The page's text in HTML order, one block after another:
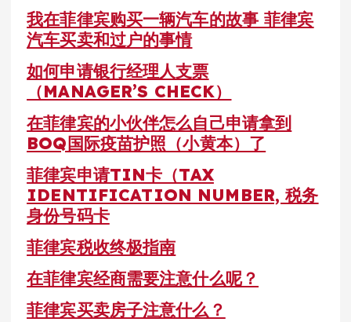
我在菲律宾购买一辆汽车的故事 菲律宾
汽车买卖和过户的事情
如何申请银行经理人支票
（MANAGER’S CHECK）
在菲律宾的小伙伴怎么自己申请拿到
BOQ国际疫苗护照（小黄本）了
菲律宾申请TIN卡（TAX
IDENTIFICATION NUMBER, 税务
身份号码卡
菲律宾税收终极指南
在菲律宾经商需要注意什么呢？
菲律宾买卖房子注意什么？